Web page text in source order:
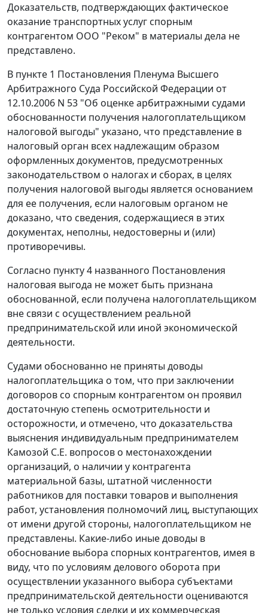
Доказательств, подтверждающих фактическое
оказание транспортных услуг спорным
контрагентом ООО "Реком" в материалы дела не
представлено.
В пункте 1 Постановления Пленума Высшего
Арбитражного Суда Российской Федерации от
12.10.2006 N 53 "Об оценке арбитражными судами
обоснованности получения налогоплательщиком
налоговой выгоды" указано, что представление в
налоговый орган всех надлежащим образом
оформленных документов, предусмотренных
законодательством о налогах и сборах, в целях
получения налоговой выгоды является основанием
для ее получения, если налоговым органом не
доказано, что сведения, содержащиеся в этих
документах, неполны, недостоверны и (или)
противоречивы.
Согласно пункту 4 названного Постановления
налоговая выгода не может быть признана
обоснованной, если получена налогоплательщиком
вне связи с осуществлением реальной
предпринимательской или иной экономической
деятельности.
Судами обоснованно не приняты доводы
налогоплательщика о том, что при заключении
договоров со спорным контрагентом он проявил
достаточную степень осмотрительности и
осторожности, и отмечено, что доказательства
выяснения индивидуальным предпринимателем
Камозой С.Е. вопросов о местонахождении
организаций, о наличии у контрагента
материальной базы, штатной численности
работников для поставки товаров и выполнения
работ, установления полномочий лиц, выступающих
от имени другой стороны, налогоплательщиком не
представлены. Какие-либо иные доводы в
обоснование выбора спорных контрагентов, имея в
виду, что по условиям делового оборота при
осуществлении указанного выбора субъектами
предпринимательской деятельности оцениваются
не только условия сделки и их коммерческая